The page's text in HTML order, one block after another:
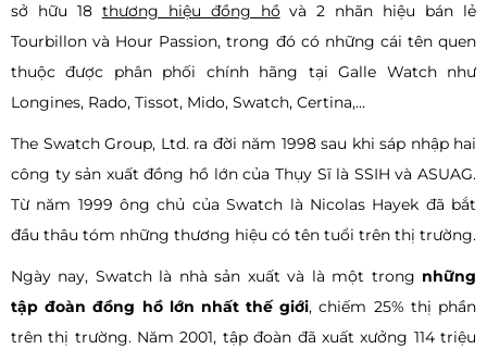
sở hữu 18 thương hiệu đồng hồvà 2 nhãn hiệu bán lẻ
Tourbillon và Hour Passion, trong đó có những cái tên quen
thuộc được phân phối chính hãng tại Galle Watch như
Longines, Rado, Tissot, Mido, Swatch, Certina,...
The Swatch Group, Ltd. ra đời năm 1998 sau khi sáp nhập hai
công ty sản xuất đồng hồ lớn của Thụy Sĩ là SSIH và ASUAG.
Từ năm 1999 ông chủ của Swatch là Nicolas Hayek đã bắt
đầu thâu tóm những thương hiệu có tên tuổi trên thị trường.
Ngày nay, Swatch là nhà sản xuất và là một trong những
tập đoàn đồng hồ lớn nhất thế giới, chiếm 25% thị phần
trên thị trường. Năm 2001, tập đoàn đã xuất xưởng 114 triệu